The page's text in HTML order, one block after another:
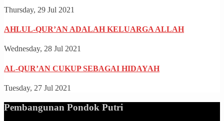
Thursday, 29 Jul 2021
AHLUL-QUR’AN ADALAH KELUARGA ALLAH
Wednesday, 28 Jul 2021
AL-QUR’AN CUKUP SEBAGAI HIDAYAH
Tuesday, 27 Jul 2021
Pembangunan Pondok Putri